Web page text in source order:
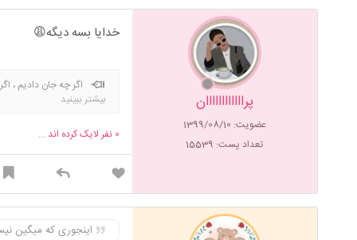
پراااااااااااان
عضویت: 1399/08/10
تعداد پست: 15539
خدایا بسه دیگه😩
اگر چه جان دادیم ،
گرگ واسه خودش میجنگه
استایل کردن میتونید ازم
محترم باشیم این خیلی
بیشتر ببینید
0 نفر لایک کرده اند ...
اینجوری که میگین